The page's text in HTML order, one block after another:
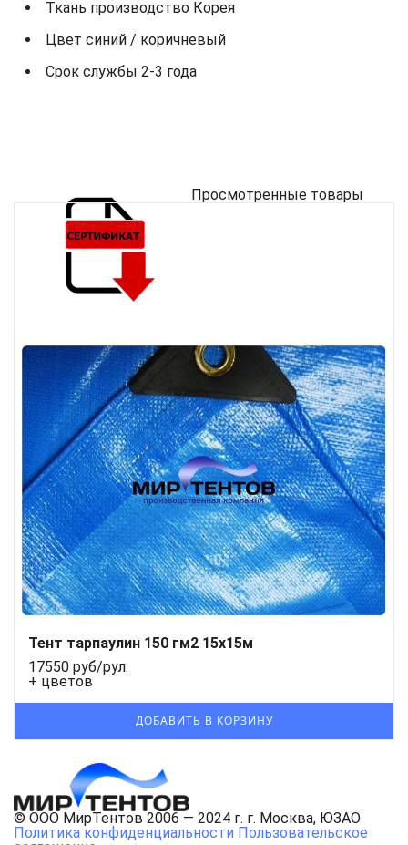
Ткань производство Корея
Цвет синий / коричневый
Срок службы 2-3 года
Просмотренные товары
Тент тарпаулин 150 гм2 15x15м
17550 руб/рул.
+ цветов
© ООО МирТентов 2006 — 2024 г. г. Москва, ЮЗАО
Политика конфиденциальности Пользовательское